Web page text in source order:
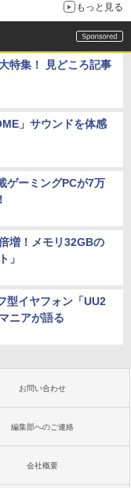
もっと見る
特集！ 見どころ記事
」サウンドを体感
ゲーミングPCが7万
増！メモリ32GBの
」
型イヤフォン「UU2
ニアが語る
お問い合わせ
編集部へのご連絡
会社概要